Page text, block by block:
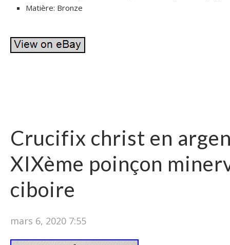
Matière: Bronze
Crucifix christ en
XIXème poinçon
ciboire
mars 6, 2020 7:55